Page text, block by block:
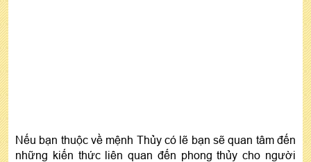
Nếu bạn thuộc về mệnh Thủy có lẽ bạn sẽ quan tâm đến
những kiến thức liên quan đến phong thủy cho người